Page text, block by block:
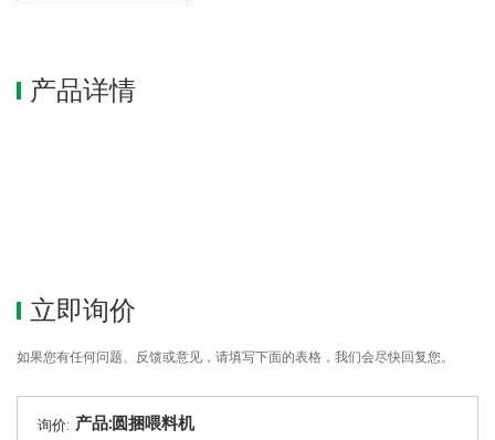
产品详情
立即询价
如果您有任何问题、反馈或意见，请填写下面的表格，我们会尽快回复您。
询价: